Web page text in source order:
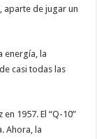
aparte de jugar un
energía, la
casi todas las
1957. El “Q-10”
Ahora, la